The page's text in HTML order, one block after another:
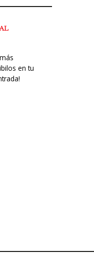
en tu